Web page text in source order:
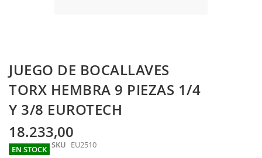
Skip
to
the
beginning
of
the
images
gallery
JUEGO DE BOCALLAVES
TORX HEMBRA 9 PIEZAS 1/4
Y 3/8 EUROTECH
18.233,00
EN STOCK SKU EU2510